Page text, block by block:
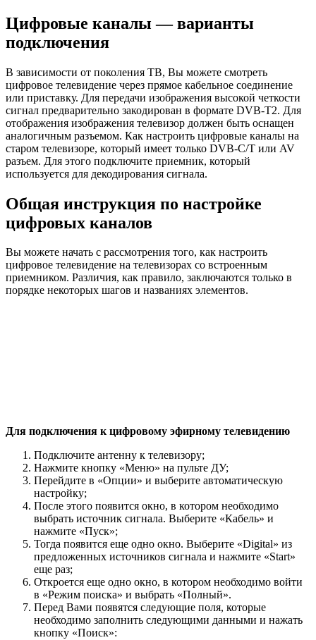
Цифровые каналы — варианты
подключения
В зависимости от поколения ТВ, Вы можете смотреть
цифровое телевидение через прямое кабельное соединение
или приставку. Для передачи изображения высокой четкости
сигнал предварительно закодирован в формате DVB-T2. Для
отображения изображения телевизор должен быть оснащен
аналогичным разъемом. Как настроить цифровые каналы на
старом телевизоре, который имеет только DVB-C/T или AV
разъем. Для этого подключите приемник, который
используется для декодирования сигнала.
Общая инструкция по настройке
цифровых каналов
Вы можете начать с рассмотрения того, как настроить
цифровое телевидение на телевизорах со встроенным
приемником. Различия, как правило, заключаются только в
порядке некоторых шагов и названиях элементов.
Для подключения к цифровому эфирному телевидению
Подключите антенну к телевизору;
Нажмите кнопку «Меню» на пульте ДУ;
Перейдите в «Опции» и выберите автоматическую
настройку;
После этого появится окно, в котором необходимо
выбрать источник сигнала. Выберите «Кабель» и
нажмите «Пуск»;
Тогда появится еще одно окно. Выберите «Digital» из
предложенных источников сигнала и нажмите «Start»
еще раз;
Откроется еще одно окно, в котором необходимо войти
в «Режим поиска» и выбрать «Полный».
Перед Вами появятся следующие поля, которые
необходимо заполнить следующими данными и нажать
кнопку «Поиск»: